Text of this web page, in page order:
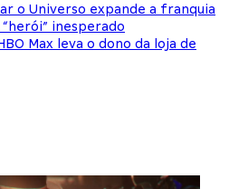
o Universo expande a franquia
inesperado
Max leva o dono da loja de